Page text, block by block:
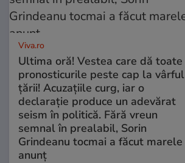
Viva.ro
Ultima oră! Vestea care dă toate
pronosticurile peste cap la vârful
țării! Acuzațiile curg, iar o
declarație produce un adevărat
seism în politică. Fără vreun
semnal în prealabil, Sorin
Grindeanu tocmai a făcut marele
anunț